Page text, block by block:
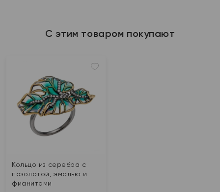
С этим товаром покупают
Кольцо из серебра с
позолотой, эмалью и
фианитами